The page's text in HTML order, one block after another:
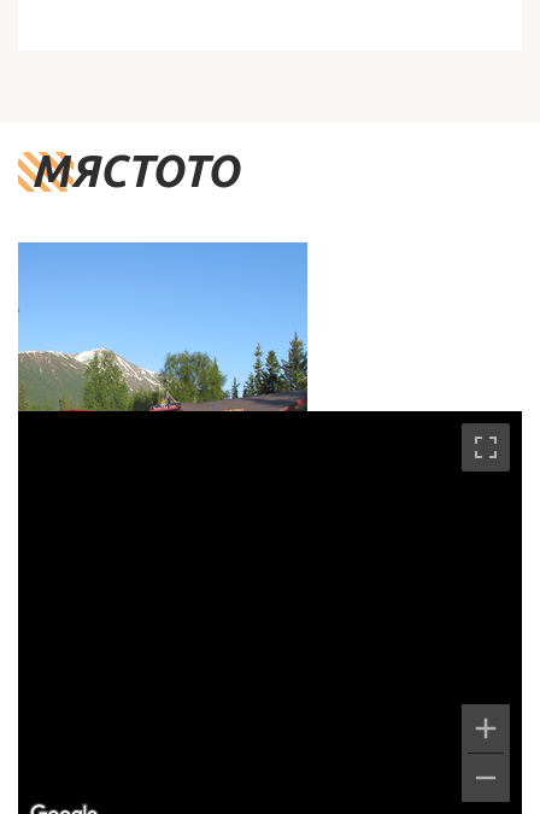
МЯСТОТО